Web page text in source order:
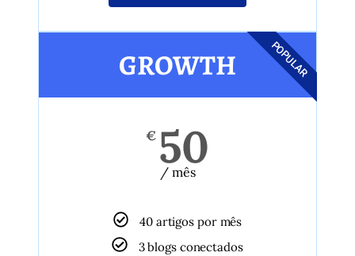
GROWTH
€ 50
/ mês
40 artigos por mês
3 blogs conectados
POPULAR